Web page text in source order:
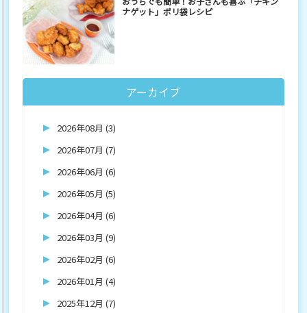
ナゲット」ポリ袋レシピ
アーカイブ
2026年08月 (3)
2026年07月 (7)
2026年06月 (6)
2026年05月 (5)
2026年04月 (6)
2026年03月 (9)
2026年02月 (6)
2026年01月 (4)
2025年12月 (7)